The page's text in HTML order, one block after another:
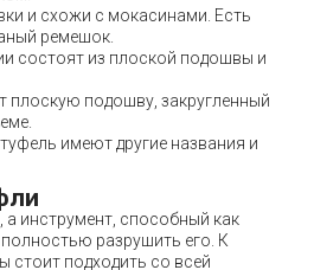
и схожи с мокасинами. Есть
ремешок.
состоят из плоской подошвы и
подошву, закругленный
имеют другие названия и
инструмент, способный как
полностью разрушить его. К
стоит подходить со всей